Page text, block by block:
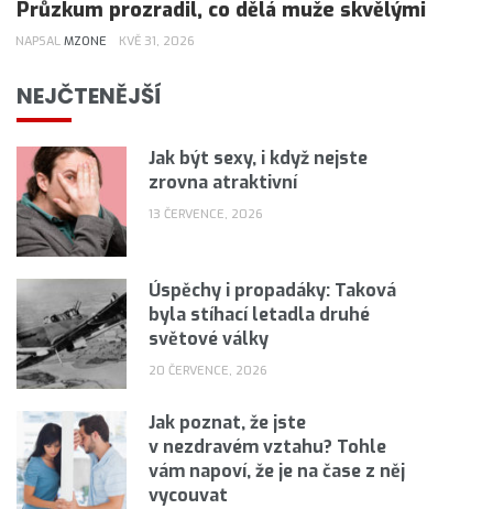
Průzkum prozradil, co dělá muže skvělými
NAPSAL MZONE KVĚ 31, 2026
NEJČTENĚJŠÍ
Jak být sexy, i když nejste
zrovna atraktivní
13 ČERVENCE, 2026
Úspěchy i propadáky: Taková
byla stíhací letadla druhé
světové války
20 ČERVENCE, 2026
Jak poznat, že jste
v nezdravém vztahu? Tohle
vám napoví, že je na čase z něj
vycouvat